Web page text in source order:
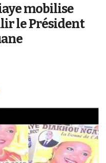
mobilise
le Président